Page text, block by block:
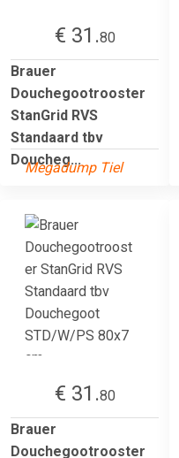
€ 31.80
Brauer
Douchegootrooster
StanGrid RVS
Standaard tbv
Doucheg...
Megadump Tiel
€ 31.80
Brauer
Douchegootrooster